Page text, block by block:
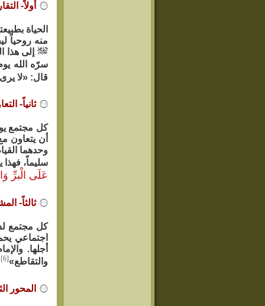
أولاً-
الحياة
منه روحياً
إلى هذا
سرّه الله
قال: «لا
ثانياً-
كل مجتمع
أن يتعاون
وحدهما
سليماً،
عَلَى الْبرِّ
ثالثاً-
كل مجتمع
اجتماعي
أجلها.
والتقاطع»[6]
المحور